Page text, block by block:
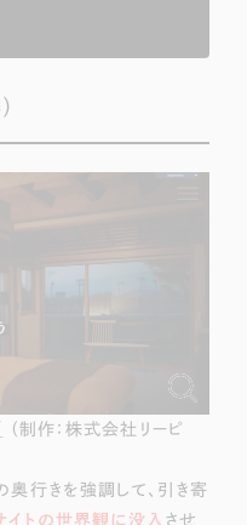
（制作：株式会社リーピ
奥行きを強調して、引き寄
イトの世界観に没入 させ